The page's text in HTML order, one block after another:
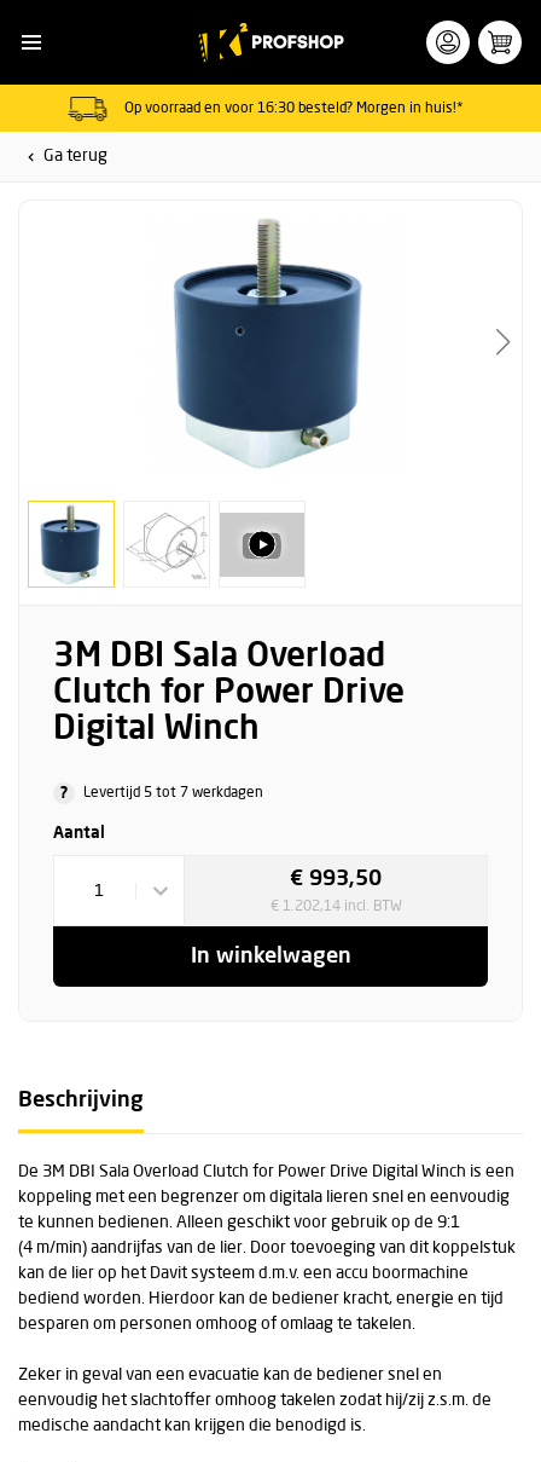
Op voorraad en voor 16:30 besteld? Morgen in huis!*
Ga terug
3M DBI Sala Overload
Clutch for Power Drive
Digital Winch
? Levertijd 5 tot 7 werkdagen
Aantal
1
€ 993,50
€ 1.202,14 incl. BTW
In winkelwagen
Beschrijving
De 3M DBI Sala Overload Clutch for Power Drive Digital Winch is een
koppeling met een begrenzer om digitala lieren snel en eenvoudig
te kunnen bedienen. Alleen geschikt voor gebruik op de 9:1
(4 m/min) aandrijfas van de lier. Door toevoeging van dit koppelstuk
kan de lier op het Davit systeem d.m.v. een accu boormachine
bediend worden. Hierdoor kan de bediener kracht, energie en tijd
besparen om personen omhoog of omlaag te takelen.
Zeker in geval van een evacuatie kan de bediener snel en
eenvoudig het slachtoffer omhoog takelen zodat hij/zij z.s.m. de
medische aandacht kan krijgen die benodigd is.